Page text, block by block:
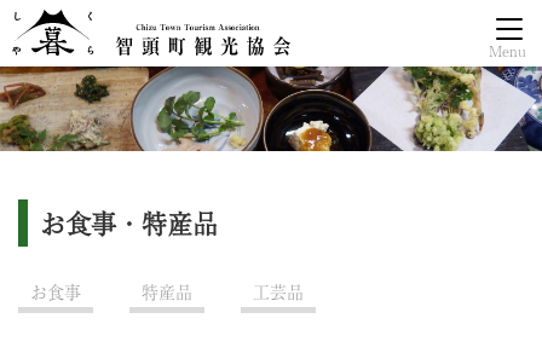
Menu
お食事・特産品
お食事 特産品 工芸品